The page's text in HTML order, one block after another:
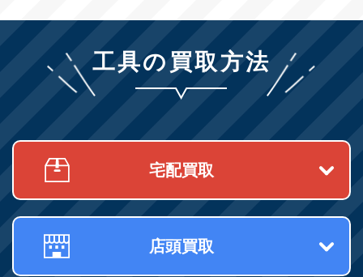
工具の買取方法
宅配買取
店頭買取